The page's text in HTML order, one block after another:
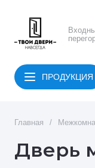
ПРОДУКЦИЯ
Главная /
Дверь